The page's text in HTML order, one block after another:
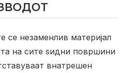
се незаменлив материјал
на сите ѕидни површини
внатрешен